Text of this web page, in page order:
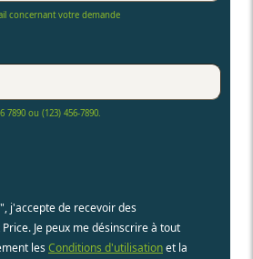
concernant votre demande
7890 ou (123) 456-7890.
j'accepte de recevoir des
Je peux me désinscrire à tout
les Conditions d'utilisationet la